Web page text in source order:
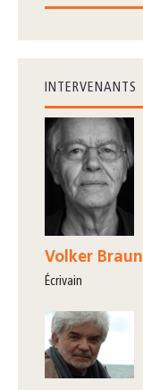
INTERVENANTS
Volker Braun
écrivain